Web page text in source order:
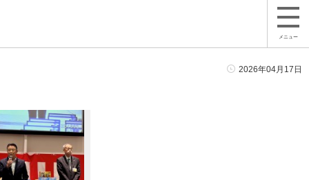
メニュー
2026年04月17日